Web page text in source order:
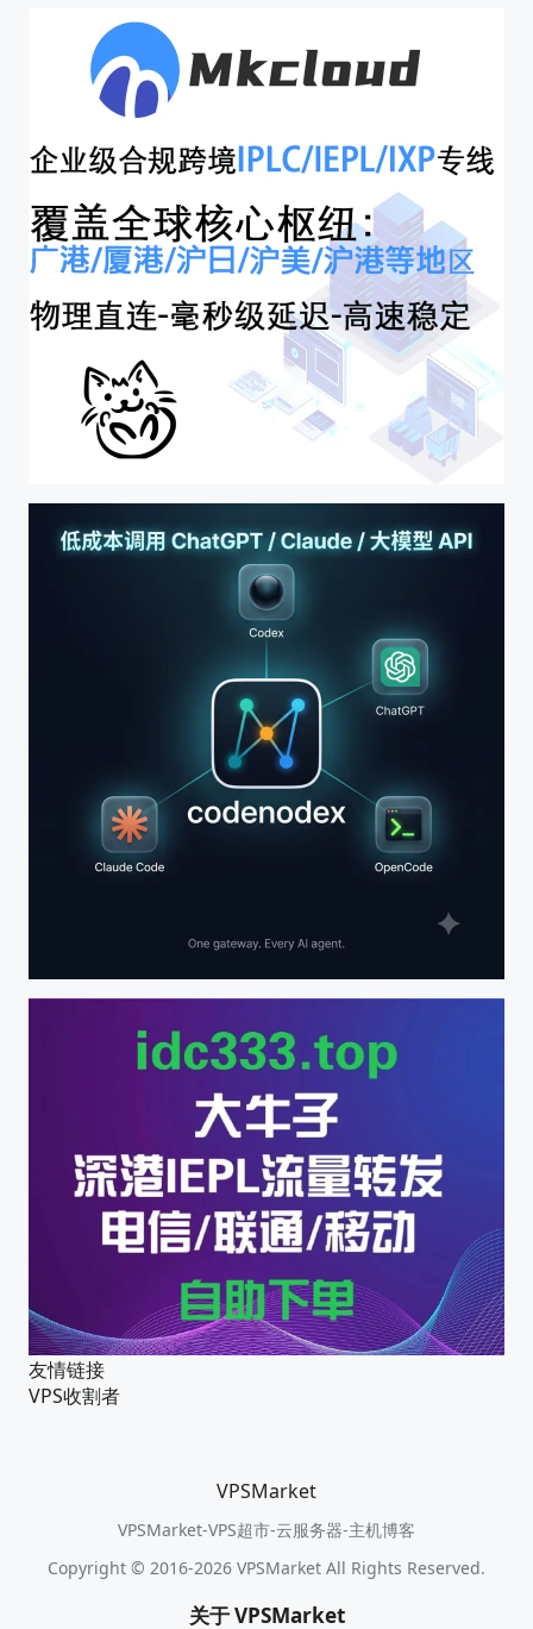
友情链接
VPS收割者
VPSMarket
VPSMarket-VPS超市-云服务器-主机博客
Copyright © 2016-2026 VPSMarket All Rights Reserved.
关于 VPSMarket